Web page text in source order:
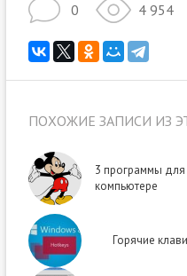
0 4 954
ПОХОЖИЕ ЗАПИСИ ИЗ
3 программы
компьютере
Горячие